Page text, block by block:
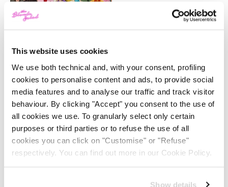
This website uses cookies
We use both technical and, with your consent, profiling
cookies to personalise content and ads, to provide social
media features and to analyse our traffic and track visitor
behaviour. By clicking "Accept" you consent to the use of
all cookies we use. To granularly select only certain
purposes or third parties or to refuse the use of all
cookies you can click on "Customise" or "Refuse"
respectively. You can find out more in our Cookie Policy.
Show details
FEBRUARY 28, 2025
perfetti
-
Il trend ‘Wicked’: moda e
magico